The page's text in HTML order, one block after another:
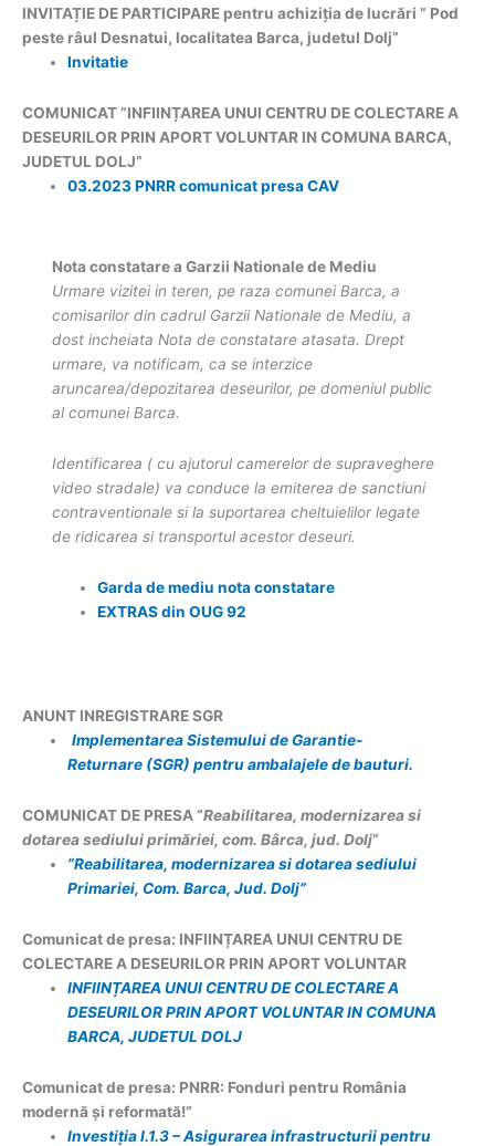
INVITAȚIE DE PARTICIPARE pentru achiziția de lucrări ” Pod
peste râul Desnatui, localitatea Barca, judetul Dolj”
Invitatie
COMUNICAT ”INFIINȚAREA UNUI CENTRU DE COLECTARE A
DESEURILOR PRIN APORT VOLUNTAR IN COMUNA BARCA,
JUDETUL DOLJ”
03.2023 PNRR comunicat presa CAV
Nota constatare a Garzii Nationale de Mediu
Urmare vizitei in teren, pe raza comunei Barca, a
comisarilor din cadrul Garzii Nationale de Mediu, a
dost incheiata Nota de constatare atasata. Drept
urmare, va notificam, ca se interzice
aruncarea/depozitarea deseurilor, pe domeniul public
al comunei Barca.
Identificarea ( cu ajutorul camerelor de supraveghere
video stradale) va conduce la emiterea de sanctiuni
contraventionale si la suportarea cheltuielilor legate
de ridicarea si transportul acestor deseuri.
Garda de mediu nota constatare
EXTRAS din OUG 92
ANUNT INREGISTRARE SGR
Implementarea Sistemului de Garantie-
Returnare (SGR) pentru ambalajele de bauturi.
COMUNICAT DE PRESA “Reabilitarea, modernizarea si
dotarea sediului primăriei, com. Bârca, jud. Dolj”
”Reabilitarea, modernizarea si dotarea sediului
Primariei, Com. Barca, Jud. Dolj”
Comunicat de presa: INFIINȚAREA UNUI CENTRU DE
COLECTARE A DESEURILOR PRIN APORT VOLUNTAR
INFIINȚAREA UNUI CENTRU DE COLECTARE A
DESEURILOR PRIN APORT VOLUNTAR IN COMUNA
BARCA, JUDETUL DOLJ
Comunicat de presa: PNRR: Fonduri pentru România
modernă și reformată!”
Investiția I.1.3 – Asigurarea infrastructurii pentru